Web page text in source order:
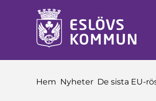
till innehåll
Du är här:
Hem Nyheter De sista EU-